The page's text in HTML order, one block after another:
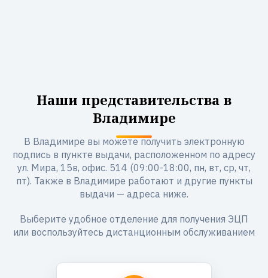
Наши представительства в
Владимире
В Владимире вы можете получить электронную
подпись в пункте выдачи, расположенном по адресу
ул. Мира, 15в, офис. 514 (09:00-18:00, пн, вт, ср, чт,
пт). Также в Владимире работают и другие пункты
выдачи — адреса ниже.
Выберите удобное отделение для получения ЭЦП
или воспользуйтесь дистанционным обслуживанием